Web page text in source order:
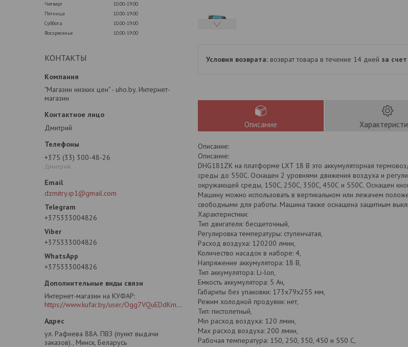
Четверг
10:00-19:00
Пятница
10:00-19:00
Суббота
10:00-19:00
Воскресенье
10:00-19:00
КОНТАКТЫ
"Магазин низких цен" - uho.by. Интернет-
магазин
Дмитрий
+375 (33) 300-48-26
Дмитрий
dzmitry.ip1@gmail.com
+375333004826
+375333004826
+375333004826
Интернет-магазин на КУФАР
https://www.kufar.by/user/Ogg7VQuEDdKm2oG4CLB6SIY?previousUrl=https%3A%2F%2Fwww.kufar.by%2Fitem%2F1073355778&widgetPosition=lower
ул. Рафиева 88А. ПВЗ (пункт выдачи
заказов)., Минск, Беларусь
возврат товара в течение 14 дней за
Описание
Описание:
Описание:
DHG181ZK на платформе LXT 18 В это аккумуляторная
среды до 550C. Оснащен 2 уровнями движения воздуха и
окружающей среды, 150С, 250С, 350С, 450С и 550С. Оснащен
Машину можно использовать в вертикальном или лежачем
свободными для работы. Машина также оснащена защитным
Характеристики:
Тип двигателя: бесщеточный,
Регулировка температуры: ступенчатая,
Расход воздуха: 120200 лмин,
Количество насадок в наборе: 4,
Напряжение аккумулятора: 18 В,
Тип аккумулятора: Li-lon,
Емкость аккумулятора: 5 Ач,
Габариты без упаковки: 173x79x255 мм,
Режим холодной продувки: нет,
Тип: пистолетный,
Min расход воздуха: 120 лмин,
Max расход воздуха: 200 лмин,
Рабочая температура: 150, 250, 350, 450 и 550 С,